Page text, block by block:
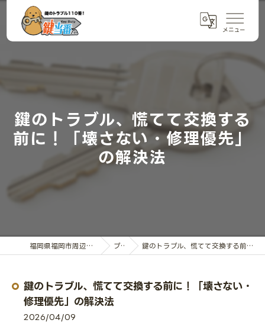
鍵のトラブル、慌てて交換する
前に！「壊さない・修理優先」
の解決法
福岡県福岡市周辺の鍵交換なら鍵当番さん ブログ 鍵のトラブル、慌てて交換する前に！「壊さない・修理優先」の解決法
鍵のトラブル、慌てて交換する前に！「壊さない・
修理優先」の解決法
2026/04/09